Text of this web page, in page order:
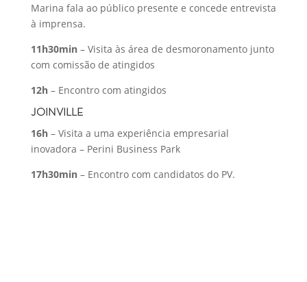
Marina fala ao público presente e concede entrevista
à imprensa.
11h30min – Visita às área de desmoronamento junto
com comissão de atingidos
12h– Encontro com atingidos
JOINVILLE
16h – Visita a uma experiência empresarial
inovadora – Perini Business Park
17h30min– Encontro com candidatos do PV.